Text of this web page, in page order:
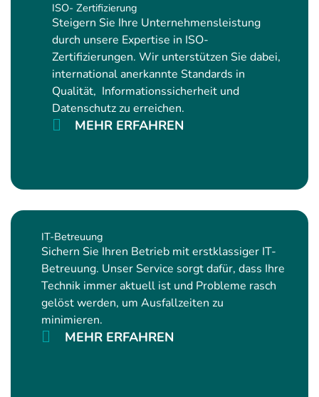
ISO- Zertifizierung
Steigern Sie Ihre Unternehmensleistung
durch unsere Expertise in ISO-
Zertifizierungen. Wir unterstützen Sie dabei,
international anerkannte Standards in
Qualität, Informationssicherheit und
Datenschutz zu erreichen.
MEHR ERFAHREN
IT-Betreuung
Sichern Sie Ihren Betrieb mit erstklassiger IT-
Betreuung. Unser Service sorgt dafür, dass Ihre
Technik immer aktuell ist und Probleme rasch
gelöst werden, um Ausfallzeiten zu
minimieren.
MEHR ERFAHREN